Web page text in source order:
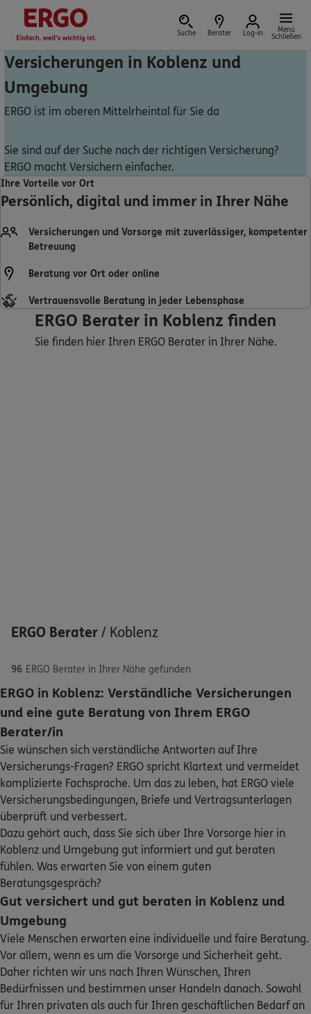
Suche Berater Log-in
Menü
Schließen
Versicherung vor Ort
Schaden oder Leistungsfall melden
Bequem online oder telefonisch
Nicht sicher, was Sie benötigen?
Schaden oder Leistungsfall melden
Bequem online oder telefonisch
Rechnung einreichen
Kontakt
Meine Versicherungen
Sehen Sie auf einen Blick Ihre Versicherungen bei ERGO,
dem ERGO Rechtsschutz und der DKV.
Zum Kundenportal
Versicherungen in Koblenz und
Umgebung
ERGO ist im oberen Mittelrheintal für Sie da
Sie sind auf der Suche nach der richtigen Versicherung?
ERGO macht Versichern einfacher.
Ihre Vorteile vor Ort
Persönlich, digital und immer in Ihrer Nähe
Versicherungen und Vorsorge mit zuverlässiger, kompetenter
Betreuung
Beratung vor Ort oder online
Vertrauensvolle Beratung in jeder Lebensphase
ERGO Berater in Koblenz finden
Sie finden hier Ihren ERGO Berater in Ihrer Nähe.
ERGO Berater / Koblenz
96 ERGO Berater in Ihrer Nähe gefunden
Shailesh Sadul
Homepage besuchen
ERGO
Fabian Fritz
Provinzialstr. 23 (B42),Koblenz-Urbar 56182
Urbar
(4.4 km)
Homepage besuchen
Penelope Thys
Provinzialstr. 23,56812 Urbar(4.4 km)
Homepage besuchen
ERGO
Kazanfer Türk
August-Thyssen-Str. 23-25,56070 Koblenz
(4.9 km)
Homepage besuchen
ERGO in Koblenz: Verständliche Versicherungen
und eine gute Beratung von Ihrem ERGO
Berater/in
Sie wünschen sich verständliche Antworten auf Ihre
Versicherungs-Fragen? ERGO spricht Klartext und vermeidet
komplizierte Fachsprache. Um das zu leben, hat ERGO viele
Versicherungsbedingungen, Briefe und Vertragsunterlagen
überprüft und verbessert.
Dazu gehört auch, dass Sie sich über Ihre Vorsorge hier in
Koblenz und Umgebung gut informiert und gut beraten
fühlen. Was erwarten Sie von einem guten
Beratungsgespräch?
Gut versichert und gut beraten in Koblenz und
Umgebung
Viele Menschen erwarten eine individuelle und faire Beratung.
Vor allem, wenn es um die Vorsorge und Sicherheit geht.
Daher richten wir uns nach Ihren Wünschen, Ihren
Bedürfnissen und bestimmen unser Handeln danach. Sowohl
für Ihren privaten als auch für Ihren geschäftlichen Bedarf an